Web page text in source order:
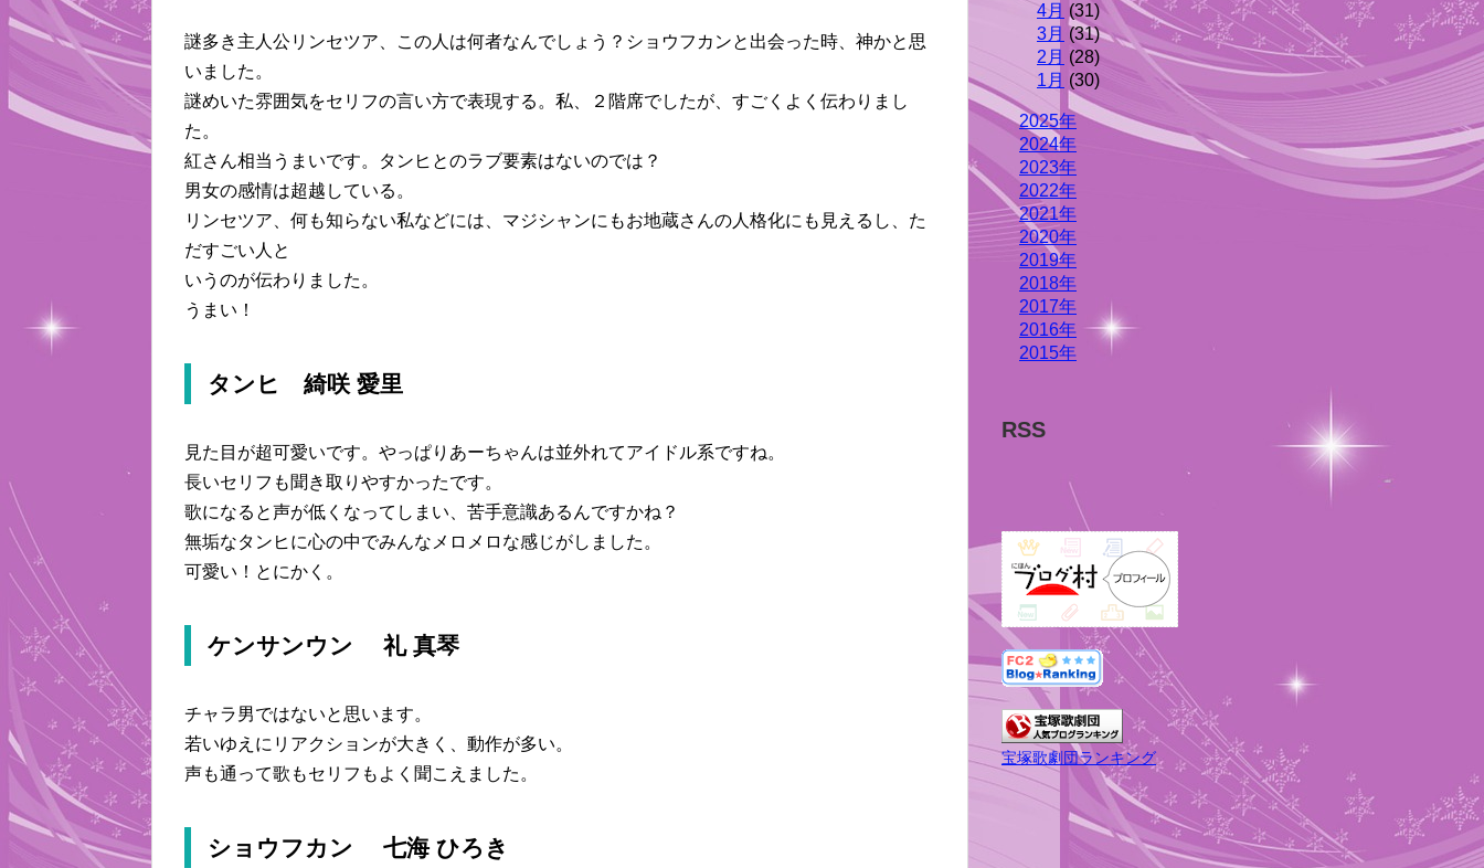
謎多き主人公リンセツア、この人は何者なんでしょう？ショウフカンと出会った時、神かと思
いました。
謎めいた雰囲気をセリフの言い方で表現する。私、２階席でしたが、すごくよく伝わりまし
た。
紅さん相当うまいです。タンヒとのラブ要素はないのでは？
男女の感情は超越している。
リンセツア、何も知らない私などには、マジシャンにもお地蔵さんの人格化にも見えるし、た
だすごい人と
いうのが伝わりました。
うまい！
タンヒ 綺咲 愛里
見た目が超可愛いです。やっぱりあーちゃんは並外れてアイドル系ですね。
長いセリフも聞き取りやすかったです。
歌になると声が低くなってしまい、苦手意識あるんですかね？
無垢なタンヒに心の中でみんなメロメロな感じがしました。
可愛い！とにかく。
ケンサンウン 礼 真琴
チャラ男ではないと思います。
若いゆえにリアクションが大きく、動作が多い。
声も通って歌もセリフもよく聞こえました。
ショウフカン 七海 ひろき
4月 (31)
3月 (31)
2月 (28)
1月 (30)
2025年
2024年
2023年
2022年
2021年
2020年
2019年
2018年
2017年
2016年
2015年
RSS
宝塚歌劇団ランキング